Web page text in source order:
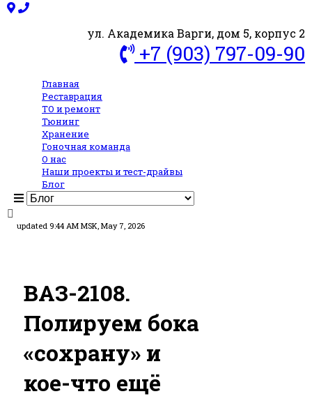
ул. Академика Варги, дом 5, корпус 2
+7 (903) 797-09-90
Главная
Реставрация
ТО и ремонт
Тюнинг
Хранение
Гоночная команда
О нас
Наши проекты и тест-драйвы
Блог
updated 9:44 AM MSK, May 7, 2026
ВАЗ-2108.
Полируем бока
«сохрану» и
кое-что ещё